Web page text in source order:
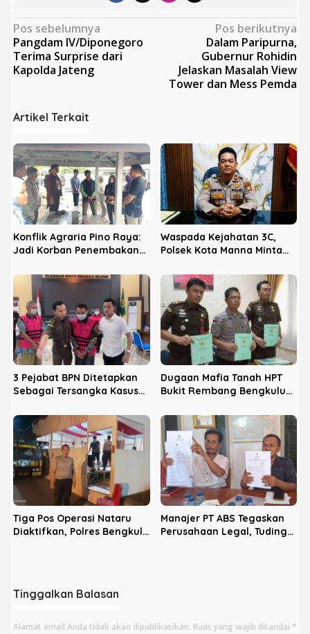
N
a
v
g
a
s
i
p
o
s
Pos sebelumnya
Pangdam IV/Diponegoro
Terima Surprise dari
Kapolda Jateng
Pos berikutnya
Dalam Paripurna,
Gubernur Rohidin
Jelaskan Masalah View
Tower dan Mess Pemda
Artikel Terkait
Konflik Agraria Pino Raya:
Jadi Korban Penembakan
Jadi Tersangka
Waspada Kejahatan 3C,
Polsek Kota Manna Minta
Ganda
3 Pejabat BPN Ditetapkan
Sebagai Tersangka Kasus
Dugaan Mafia Tanah HPT
Bukit Rembang Bengkulu
Rumah Mantan Bupati
Tiga Pos Operasi Nataru
Diaktifkan, Polres Bengkulu
Manajer PT ABS Tegaskan
Perusahaan Legal, Tuding
Tinggalkan Balasan
Alamat email Anda tidak akan dipublikasikan. Ruas yang wajib ditandai *